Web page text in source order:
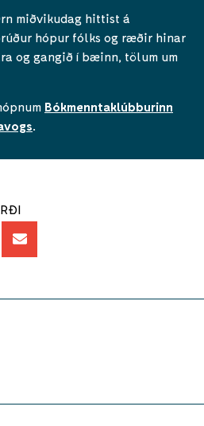
miðvikudag hittist á
hópur fólks og ræðir hinar
og gangið í bæinn, tölum um
Bókmenntaklúbburinn